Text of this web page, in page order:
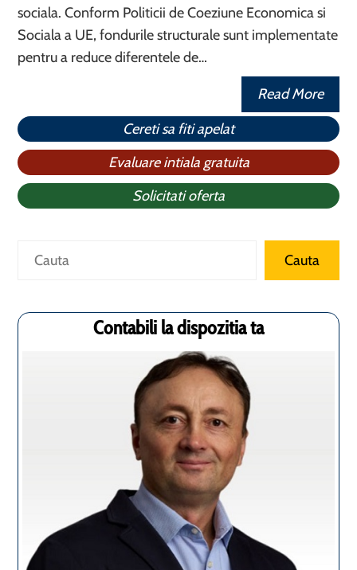
sociala. Conform Politicii de Coeziune Economica si
Sociala a UE, fondurile structurale sunt implementate
pentru a reduce diferentele de…
Read More
Cereti sa fiti apelat
Evaluare intiala gratuita
Solicitati oferta
Caută Cauta
Contabili la dispozitia ta